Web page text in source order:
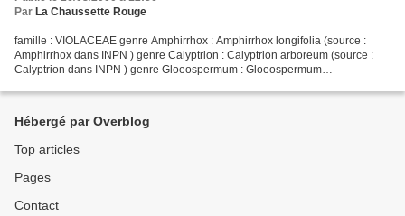
Par La Chaussette Rouge
famille : VIOLACEAE genre Amphirrhox : Amphirrhox longifolia (source :
Amphirrhox dans INPN ) genre Calyptrion : Calyptrion arboreum (source :
Calyptrion dans INPN ) genre Gloeospermum : Gloeospermum
Hébergé par Overblog
Top articles
Pages
Contact